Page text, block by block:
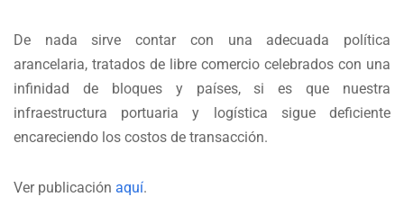
De nada sirve contar con una adecuada política
arancelaria, tratados de libre comercio celebrados con una
infinidad de bloques y países, si es que nuestra
infraestructura portuaria y logística sigue deficiente
encareciendo los costos de transacción.
Ver publicación aquí.